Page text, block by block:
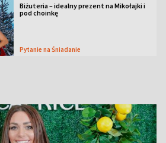
Biżuteria – idealny prezent na Mikołajki i
pod choinkę
Pytanie na Śniadanie